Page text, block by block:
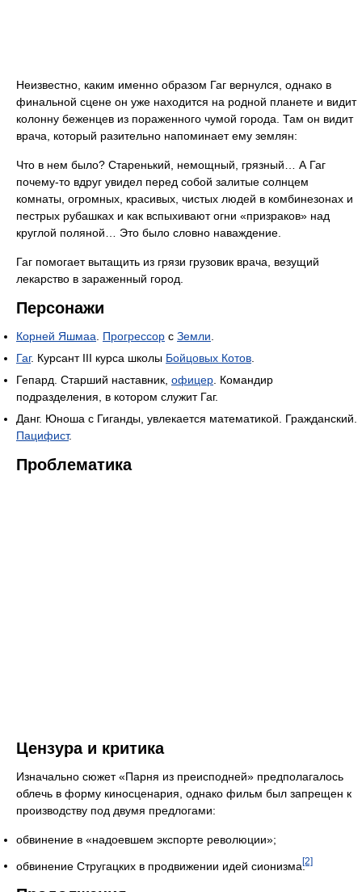
Неизвестно, каким именно образом Гаг вернулся, однако в
финальной сцене он уже находится на родной планете и видит
колонну беженцев из пораженного чумой города. Там он видит
врача, который разительно напоминает ему землян:
Что в нем было? Старенький, немощный, грязный… А Гаг
почему-то вдруг увидел перед собой залитые солнцем
комнаты, огромных, красивых, чистых людей в комбинезонах и
пестрых рубашках и как вспыхивают огни «призраков» над
круглой поляной… Это было словно наваждение.
Гаг помогает вытащить из грязи грузовик врача, везущий
лекарство в зараженный город.
Персонажи
Корней Яшмаа Прогрессор с Земли
Гаг. Курсант III курса школы Бойцовых Котов
Гепард. Старший наставник, офицер . Командир
подразделения, в котором служит Гаг.
Данг. Юноша с Гиганды, увлекается математикой. Гражданский.
Пацифист.
Проблематика
Цензура и критика
Изначально сюжет «Парня из преисподней» предполагалось
облечь в форму киносценария, однако фильм был запрещен к
производству под двумя предлогами:
обвинение в «надоевшем экспорте революции»;
обвинение Стругацких в продвижении идей сионизма.[2]